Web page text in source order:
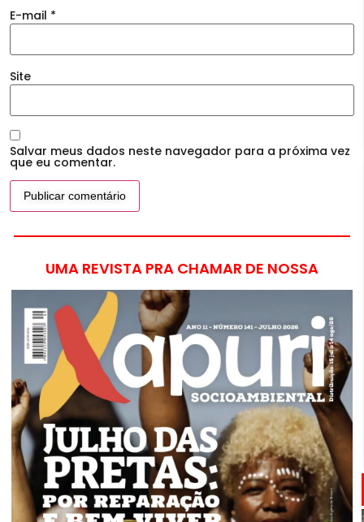
E-mail *
Site
Salvar meus dados neste navegador para a próxima vez
que eu comentar.
UMA REVISTA PRA CHAMAR DE NOSSA